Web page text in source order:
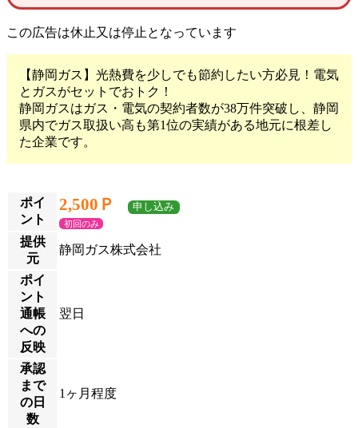
この広告は休止又は停止となっています
【静岡ガス】光熱費を少しでも節約したい方必見！電気
とガスがセットでおトク！
静岡ガスはガス・電気の契約者数が38万件突破し、静岡
県内でガス取扱い高も第1位の実績がある地元に根差し
た企業です。
ポイ
ント
2,500Ｐ 申し込み
初回のみ
提供
元
静岡ガス株式会社
ポイ
ント
通帳
への
反映
翌日
承認
まで
の日
数
1ヶ月程度